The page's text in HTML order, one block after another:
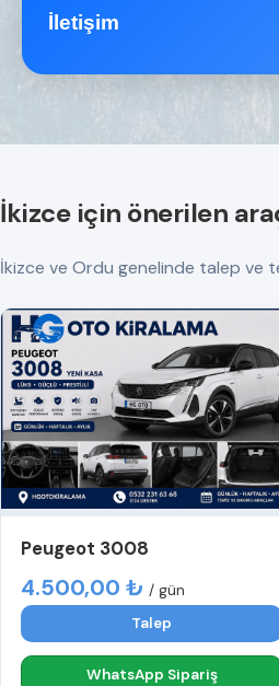
İletişim
İkizce için önerilen
İkizce ve Ordu genelinde talep ve
Peugeot 3008
4.500,00 ₺ / gün
Talep
WhatsApp Sipariş